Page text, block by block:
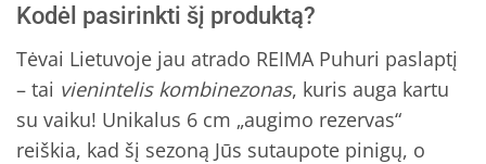
Kodėl pasirinkti šį produktą?
Tėvai Lietuvoje jau atrado REIMA Puhuri paslaptį
– tai vienintelis kombinezonas, kuris auga kartu
su vaiku! Unikalus 6 cm „augimo rezervas“
reiškia, kad šį sezoną Jūs sutaupote pinigų, o